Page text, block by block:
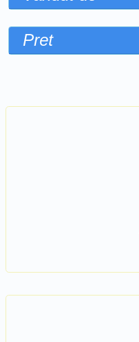
Pret